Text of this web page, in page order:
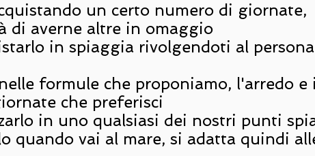
un certo numero di giornate,
di averne altre in omaggio
in spiaggia rivolgendoti al
formule che proponiamo, l'arredo e
che preferisci
in uno qualsiasi dei nostri punti
quando vai al mare, si adatta quindi